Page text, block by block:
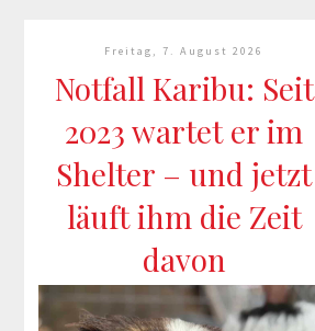
Freitag, 7. August 2026
Notfall Karibu: Seit
2023 wartet er im
Shelter – und jetzt
läuft ihm die Zeit
davon